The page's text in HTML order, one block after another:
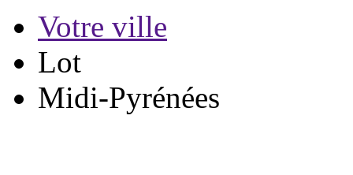
Votre ville
Lot
Midi-Pyrénées